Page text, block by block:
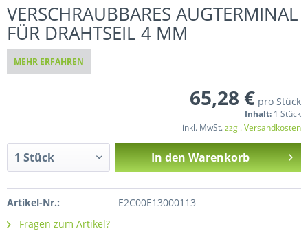
VERSCHRAUBBARES AUGTERMINAL
FÜR DRAHTSEIL 4 MM
MEHR ERFAHREN
65,28 € pro Stück
Inhalt: 1 Stück
inkl. MwSt.zzgl. Versandkosten
In denWarenkorb
Artikel-Nr.:
E2C00E13000113
Fragen zum Artikel?